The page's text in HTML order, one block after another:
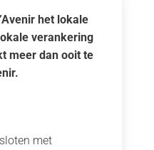
het lokale
verankering
meer dan ooit te
met